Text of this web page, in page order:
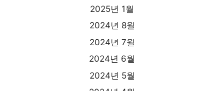
2025년 1월
2024년 8월
2024년 7월
2024년 6월
2024년 5월